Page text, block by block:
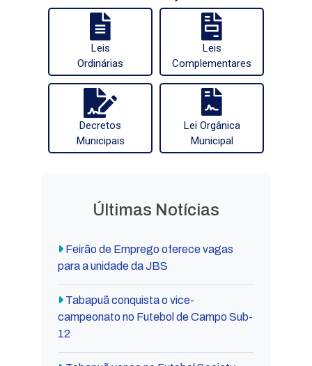
Leis
Ordinárias
Leis
Complementares
Decretos
Municipais
Lei Orgânica
Municipal
Últimas Notícias
Feirão de Emprego oferece vagas
para a unidade da JBS
Tabapuã conquista o vice-
campeonato no Futebol de Campo Sub-
12